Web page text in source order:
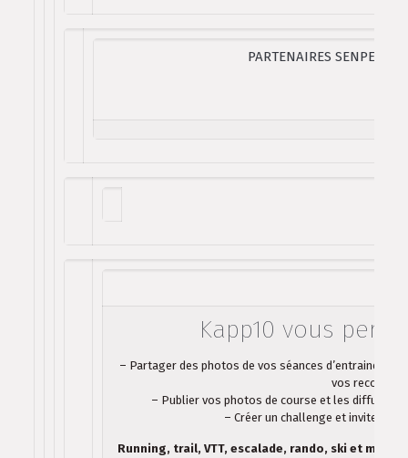
PARTENAIRES
Kapp10 vous
– Partager des photos de vos séances
vos records !
– Publier vos photos de course et les diffuser
– Créer un challenge et inviter vos
Running, trail, VTT, escalade, rando, ski et